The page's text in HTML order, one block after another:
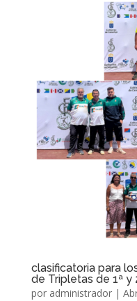
clasificatoria para
de Tripletas de 1ª y
por administrador|